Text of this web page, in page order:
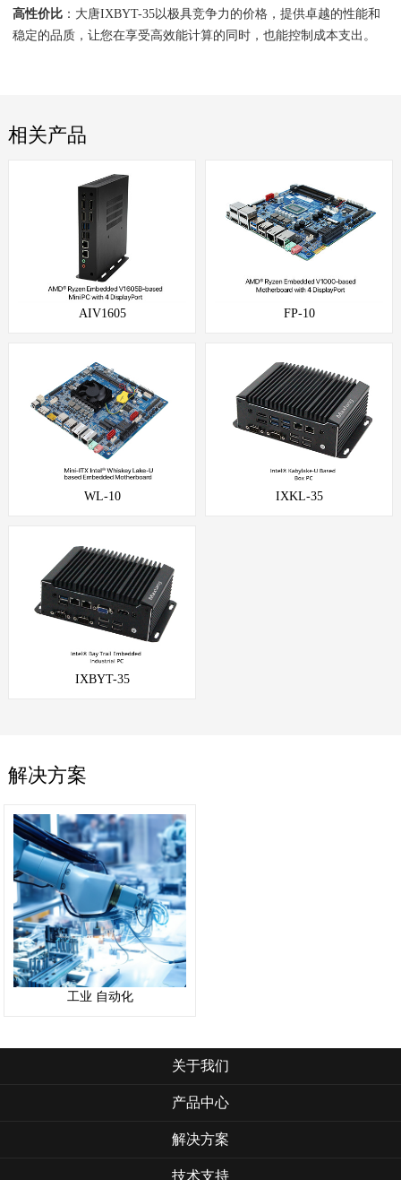
高性价比 ：大唐IXBYT-35以极具竞争力的价格，提供卓越的性能和
稳定的品质，让您在享受高效能计算的同时，也能控制成本支出。
相关产品
AIV1605 FP-10
WL-10 IXKL-35
IXBYT-35
解决方案
工业 自动化
关于我们
产品中心
解决方案
技术支持